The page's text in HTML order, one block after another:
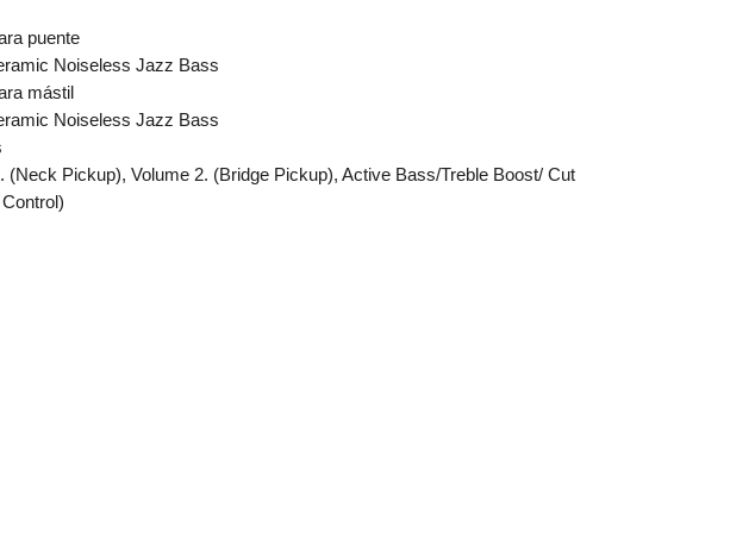
puente
Noiseless Jazz Bass
mástil
Noiseless Jazz Bass
(Neck Pickup), Volume 2. (Bridge Pickup), Active Bass/Treble Boost/ Cut